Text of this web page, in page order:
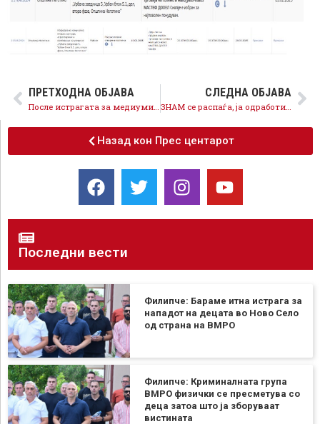
ПРЕТХОДНА ОБЈАВА
После истрагата за медиуми, започна истрагата за 4iG-наскоро Мицкоски ќе мора да „одговари“ пред граѓаните
СЛЕДНА ОБЈАВА
ЗНАМ се распаѓа, ја одработи својата задача – сега служи за дефокус
Назад кон Прес центарот
Последни вести
Филипче: Бараме итна истрага за
нападот на децата во Ново Село
од страна на ВМРО
Филипче: Криминалната група
ВМРО физички се пресметува со
деца затоа што ја зборуваат
вистината